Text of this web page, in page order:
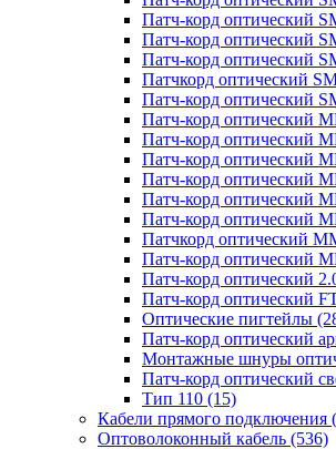
Патч-корд оптический
Патч-корд оптический
Патч-корд оптический
Патчкорд оптический
Патч-корд оптический
Патч-корд оптический
Патч-корд оптический
Патч-корд оптический
Патч-корд оптический
Патч-корд оптический
Патч-корд оптический
Патчкорд оптический
Патч-корд оптический
Патч-корд оптический
Патч-корд оптический
Оптические пигтейлы
Патч-корд оптический
Монтажные шнуры
Патч-корд оптический
Тип 110 (15)
Кабели прямого подключения
Оптоволоконный кабель (536)